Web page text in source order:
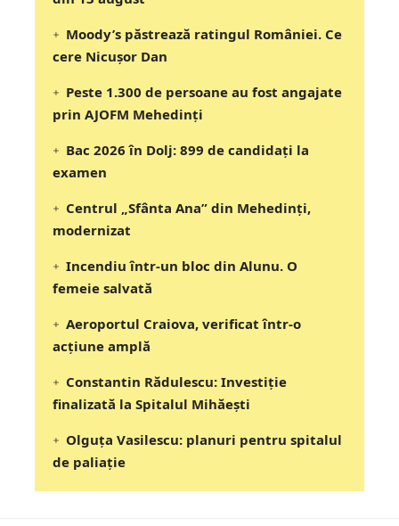
Moody’s păstrează ratingul României. Ce
cere Nicușor Dan
Peste 1.300 de persoane au fost angajate
prin AJOFM Mehedinți
Bac 2026 în Dolj: 899 de candidați la
examen
Centrul „Sfânta Ana” din Mehedinți,
modernizat
Incendiu într-un bloc din Alunu. O
femeie salvată
Aeroportul Craiova, verificat într-o
acțiune amplă
Constantin Rădulescu: Investiție
finalizată la Spitalul Mihăești
Olguța Vasilescu: planuri pentru spitalul
de paliație